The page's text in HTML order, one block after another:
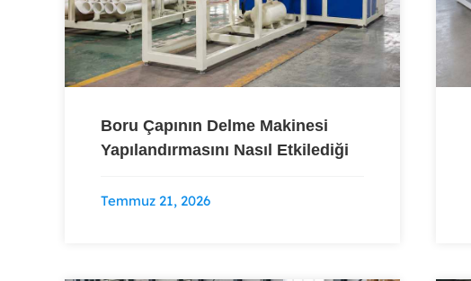
Boru Çapının Delme Makinesi
Yapılandırmasını Nasıl Etkilediği
Temmuz 21, 2026